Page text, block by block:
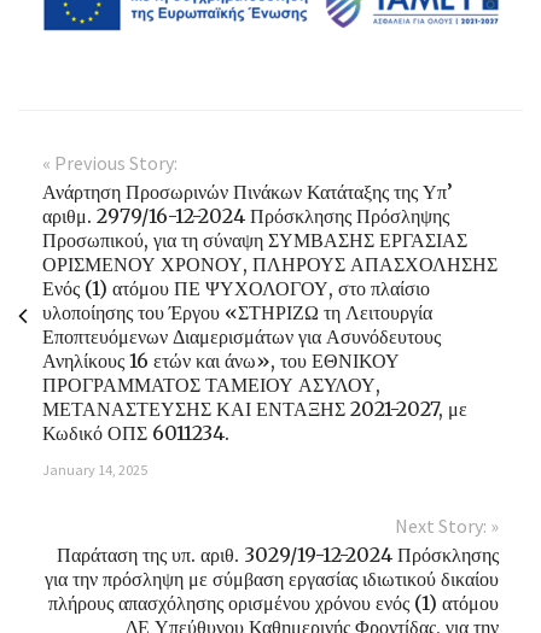
« Previous Story:
Ανάρτηση Προσωρινών Πινάκων Κατάταξης της Υπ’
αριθμ. 2979/16-12-2024 Πρόσκλησης Πρόσληψης
Προσωπικού, για τη σύναψη ΣΥΜΒΑΣΗΣ ΕΡΓΑΣΙΑΣ
ΟΡΙΣΜΕΝΟΥ ΧΡΟΝΟΥ, ΠΛΗΡΟΥΣ ΑΠΑΣΧΟΛΗΣΗΣ
Ενός (1) ατόμου ΠΕ ΨΥΧΟΛΟΓΟΥ, στο πλαίσιο
υλοποίησης του Έργου «ΣΤΗΡΙΖΩ τη Λειτουργία
Εποπτευόμενων Διαμερισμάτων για Ασυνόδευτους
Ανηλίκους 16 ετών και άνω», του ΕΘΝΙΚΟΥ
ΠΡΟΓΡΑΜΜΑΤΟΣ ΤΑΜΕΙΟΥ ΑΣΥΛΟΥ,
ΜΕΤΑΝΑΣΤΕΥΣΗΣ ΚΑΙ ΕΝΤΑΞΗΣ 2021-2027, με
Κωδικό ΟΠΣ 6011234.
January 14, 2025
Next Story: »
Παράταση της υπ. αριθ. 3029/19-12-2024 Πρόσκλησης
για την πρόσληψη με σύμβαση εργασίας ιδιωτικού δικαίου
πλήρους απασχόλησης ορισμένου χρόνου ενός (1) ατόμου
ΔΕ Υπεύθυνου Καθημερινής Φροντίδας, για την